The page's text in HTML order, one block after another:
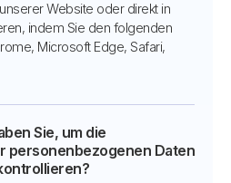
Website oder direkt in
indem Sie den folgenden
Microsoft Edge, Safari,
Sie, um die
personenbezogenen Daten